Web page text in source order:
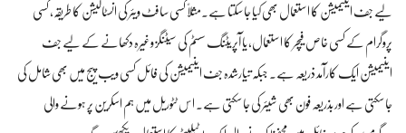
لیے جف اینیمیشن کا استعمال بھی کیا جا سکتا ہے۔مثلاً کسی سافٹ ویئر کی انسٹالیشن کا طریقہ، کسی
پروگرام کے کسی خاص فیچر کا استعمال، یا آپریٹنگ سسٹم کی سیٹنگز وغیرہ دکھانے کے لیے جف
اینیمیشن ایک کارآمد ذریعہ ہے۔ جبکہ تیارشدہ جف اینیمیشن کی فائل کسی ویب پیج میں بھی شامل کی
جا سکتی ہے اور بذریعہ فون بھی شیئر کی جا سکتی ہے۔ اس ٹٹوریل میں ہم اسکرین پر ہونے والی